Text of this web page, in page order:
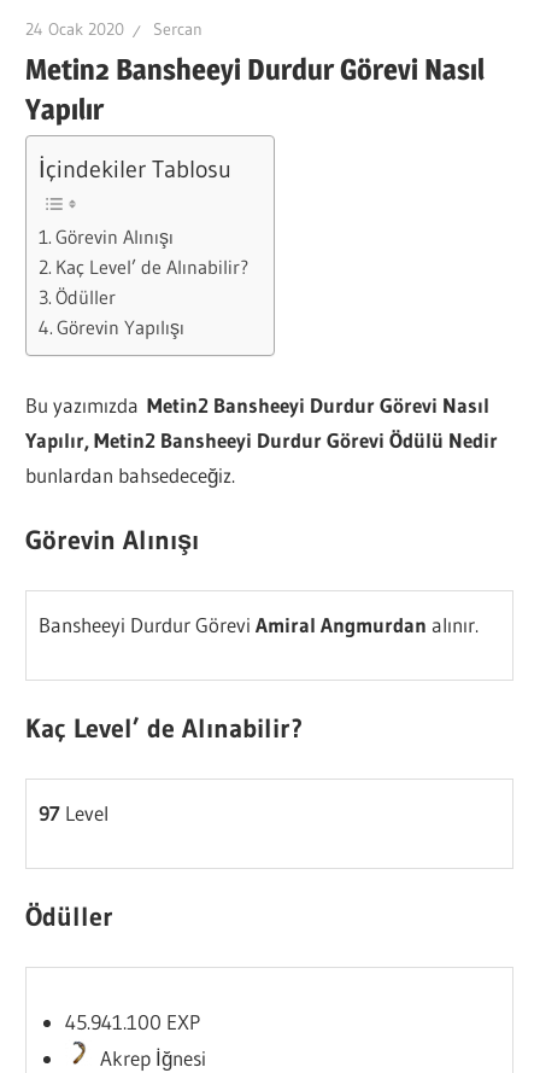
24 Ocak 2020 Sercan
Metin2 Bansheeyi Durdur Görevi Nasıl
Yapılır
İçindekiler Tablosu
Görevin Alınışı
Kaç Level’ de Alınabilir?
Ödüller
Görevin Yapılışı
Bu yazımızdaMetin2 Bansheeyi Durdur Görevi Nasıl
Yapılır, Metin2 Bansheeyi Durdur Görevi Ödülü Nedir
bunlardan bahsedeceğiz.
Görevin Alınışı
Bansheeyi Durdur Görevi Amiral Angmurdanalınır.
Kaç Level’ de Alınabilir?
97 Level
Ödüller
45.941.100 EXP
Akrep İğnesi